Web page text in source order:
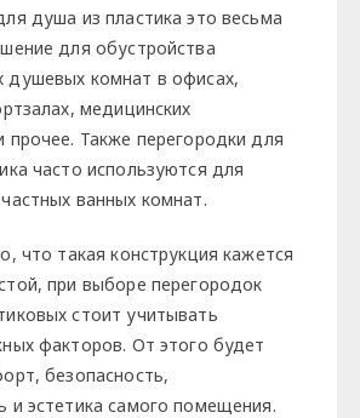
душа из пластика это весьма
для обустройства
душевых комнат в офисах,
медицинских
прочее. Также перегородки для
часто используются для
ванных комнат.
что такая конструкция кажется
при выборе перегородок
стоит учитывать
факторов. От этого будет
безопасность,
и эстетика самого помещения.